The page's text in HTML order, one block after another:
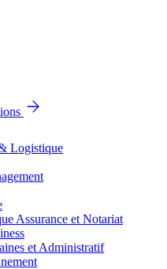
Logistique
Assurance et Notariat
et Administratif